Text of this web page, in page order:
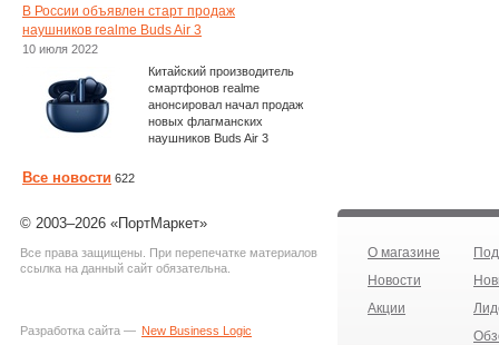
В России объявлен старт продаж
наушников realme Buds Air 3
10 июля 2022
Китайский производитель
смартфонов realme
анонсировал начал продаж
новых флагманских
наушников Buds Air 3
Все новости 622
© 2003–2026 «ПортМаркет»
Все права защищены. При перепечатке материалов
ссылка на данный сайт обязательна.
Разработка сайта — New Business Logic
О магазине
Новости
Акции